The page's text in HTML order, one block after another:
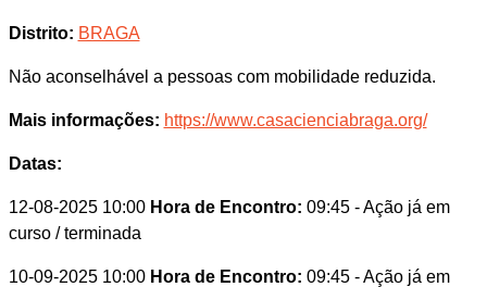
Distrito: BRAGA
Não aconselhável a pessoas com mobilidade reduzida.
Mais informações: https://www.casacienciabraga.org/
Datas:
12-08-2025 10:00 Hora de Encontro: 09:45 - Ação já em
curso / terminada
10-09-2025 10:00 Hora de Encontro: 09:45 - Ação já em